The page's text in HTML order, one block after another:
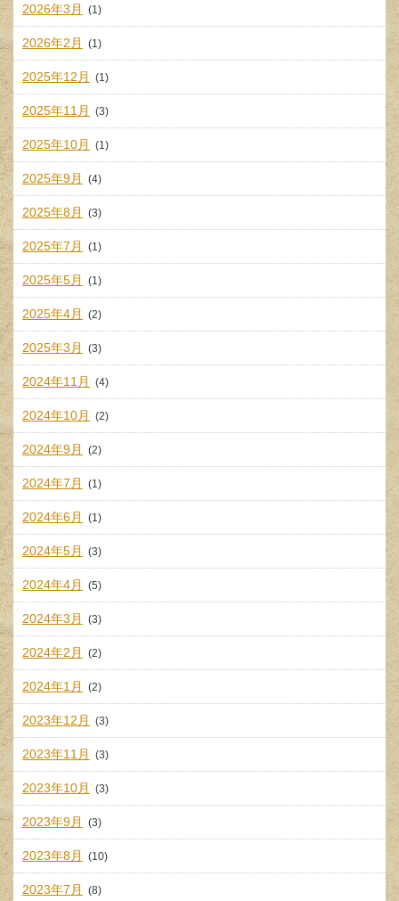
2026年3月 (1)
2026年2月 (1)
2025年12月 (1)
2025年11月 (3)
2025年10月 (1)
2025年9月 (4)
2025年8月 (3)
2025年7月 (1)
2025年5月 (1)
2025年4月 (2)
2025年3月 (3)
2024年11月 (4)
2024年10月 (2)
2024年9月 (2)
2024年7月 (1)
2024年6月 (1)
2024年5月 (3)
2024年4月 (5)
2024年3月 (3)
2024年2月 (2)
2024年1月 (2)
2023年12月 (3)
2023年11月 (3)
2023年10月 (3)
2023年9月 (3)
2023年8月 (10)
2023年7月 (8)